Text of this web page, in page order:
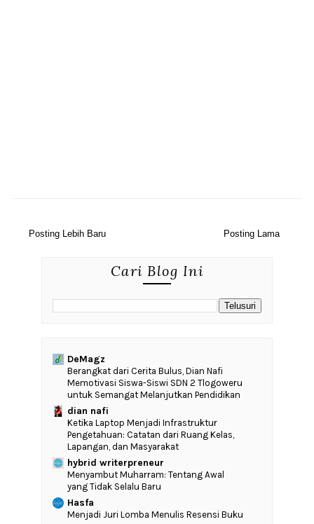
Posting Lebih Baru Posting Lama
Cari Blog Ini
DeMagz
‎Berangkat dari Cerita Bulus, Dian Nafi
Memotivasi Siswa-Siswi SDN 2 Tlogoweru
untuk Semangat Melanjutkan Pendidikan
dian nafi
Ketika Laptop Menjadi Infrastruktur
Pengetahuan: Catatan dari Ruang Kelas,
Lapangan, dan Masyarakat
hybrid writerpreneur
Menyambut Muharram: Tentang Awal
yang Tidak Selalu Baru
Hasfa
Menjadi Juri Lomba Menulis Resensi Buku